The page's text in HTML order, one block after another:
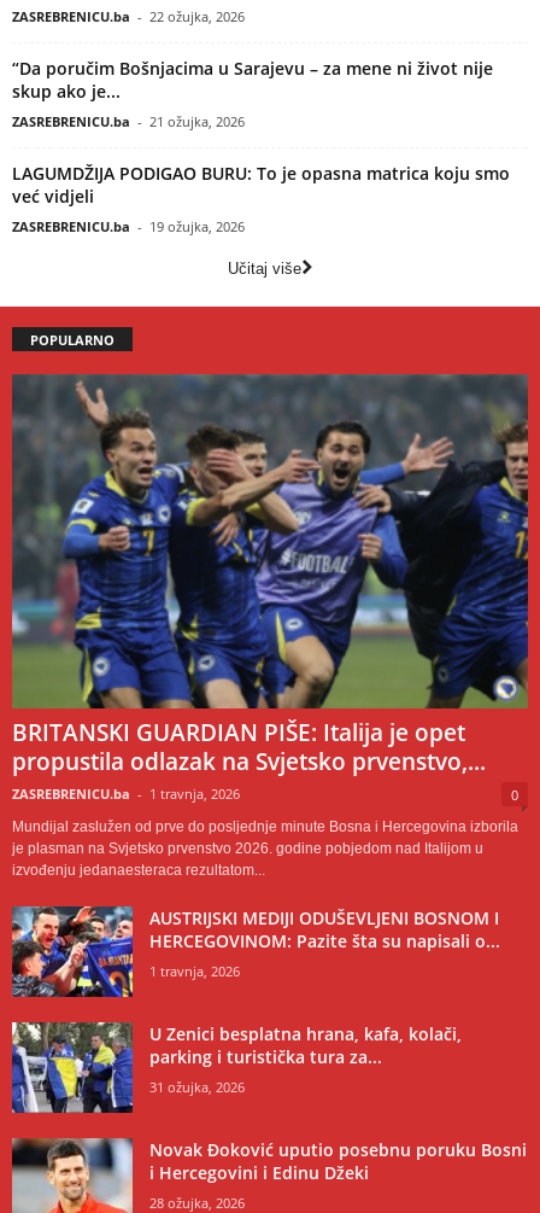
ZASREBRENICU.ba - 22 ožujka, 2026
“Da poručim Bošnjacima u Sarajevu – za mene ni život nije
skup ako je...
ZASREBRENICU.ba - 21 ožujka, 2026
LAGUMDŽIJA PODIGAO BURU: To je opasna matrica koju smo
već vidjeli
ZASREBRENICU.ba - 19 ožujka, 2026
Učitaj više
POPULARNO
BRITANSKI GUARDIAN PIŠE: Italija je opet
propustila odlazak na Svjetsko prvenstvo,...
ZASREBRENICU.ba - 1 travnja, 2026 0
Mundijal zaslužen od prve do posljednje minute Bosna i Hercegovina izborila
je plasman na Svjetsko prvenstvo 2026. godine pobjedom nad Italijom u
izvođenju jedanaesteraca rezultatom...
AUSTRIJSKI MEDIJI ODUŠEVLJENI BOSNOM I
HERCEGOVINOM: Pazite šta su napisali o...
1 travnja, 2026
U Zenici besplatna hrana, kafa, kolači,
parking i turistička tura za...
31 ožujka, 2026
Novak Đoković uputio posebnu poruku Bosni
i Hercegovini i Edinu Džeki
28 ožujka, 2026